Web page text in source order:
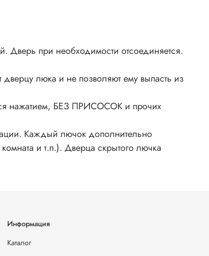
при необходимости отсоединяется.
люка и не позволяют ему выпасть из
нажатием, БЕЗ ПРИСОСОК и прочих
Каждый лючок дополнительно
и т.п.). Дверца скрытого лючка
Информация
Каталог